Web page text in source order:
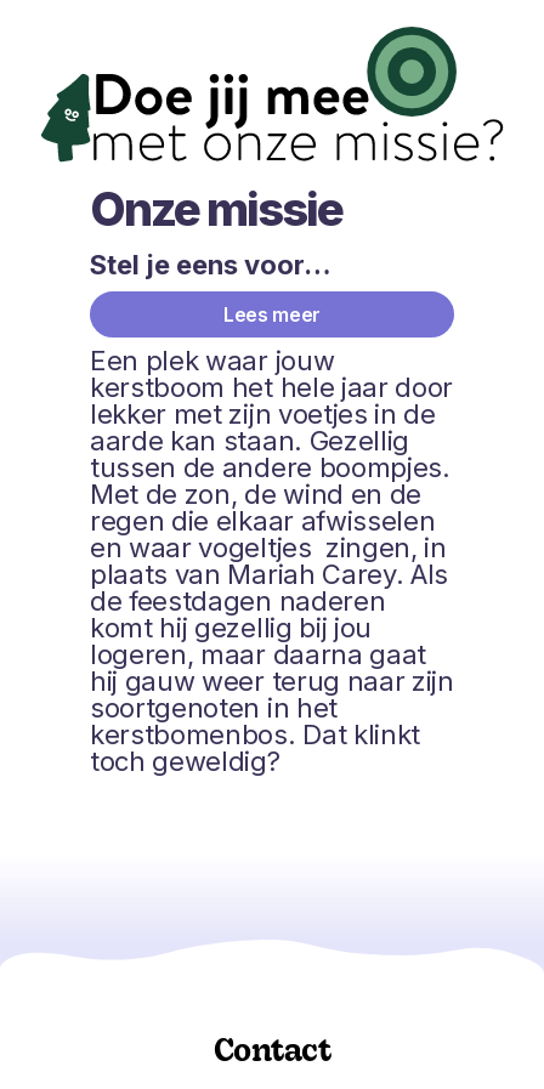
Onze missie
Stel je eens voor…
Lees meer
Een plek waar jouw
kerstboom het hele jaar door
lekker met zijn voetjes in de
aarde kan staan. Gezellig
tussen de andere boompjes.
Met de zon, de wind en de
regen die elkaar afwisselen
en waar vogeltjes zingen, in
plaats van Mariah Carey. Als
de feestdagen naderen
komt hij gezellig bij jou
logeren, maar daarna gaat
hij gauw weer terug naar zijn
soortgenoten in het
kerstbomenbos. Dat klinkt
toch geweldig?
Contact